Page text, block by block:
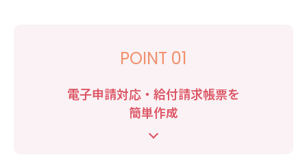
POINT 01
電子申請対応・給付請求帳票を
簡単作成